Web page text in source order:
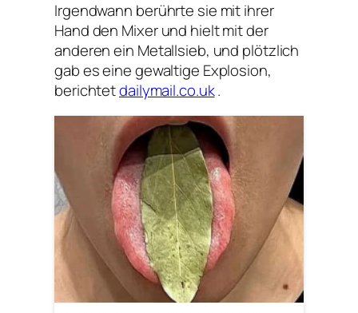
Irgendwann berührte sie mit ihrer
Hand den Mixer und hielt mit der
anderen ein Metallsieb, und plötzlich
gab es eine gewaltige Explosion,
berichtetdailymail.co.uk.